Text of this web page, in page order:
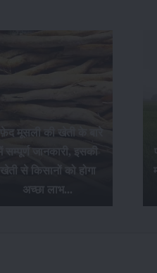
फसलों का अधिक उत्पादन
प्राप्त करने के लिए अक्टूबर
माह के कृषि संबंधी आवश्यक
कार्य...